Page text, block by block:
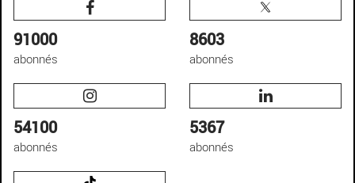
91000
abonnés
8603
abonnés
54100
abonnés
5367
abonnés